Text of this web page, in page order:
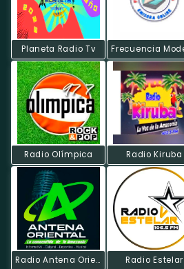
Planeta Radio Tv
Radio Olímpica Radio Kiruba
Radio Antena Oriental Radio Estelar